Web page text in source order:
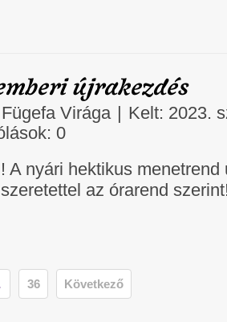
újrakezdés
Fügefa Virága | Kelt: 2023.
0
A nyári hektikus menetrend
az órarend
36 Következő